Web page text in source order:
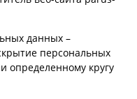
данных –
персональных
определенному кругу